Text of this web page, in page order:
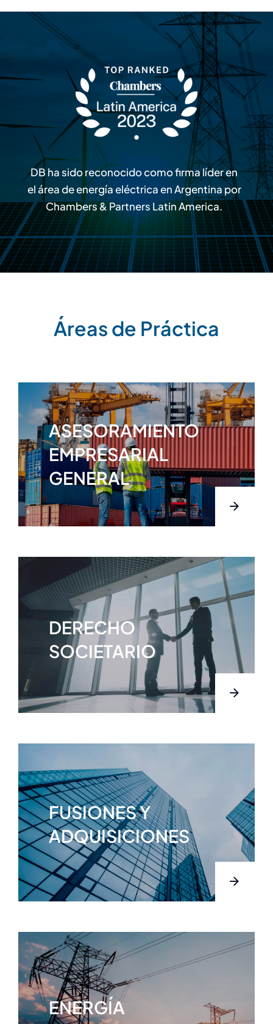
DB ha sido reconocido como firma líder en
el área de energía eléctrica en Argentina por
Chambers & Partners Latin America.
Áreas de Práctica
ASESORAMIENTO
EMPRESARIAL
GENERAL
DERECHO
SOCIETARIO
FUSIONES Y
ADQUISICIONES
ENERGÍA